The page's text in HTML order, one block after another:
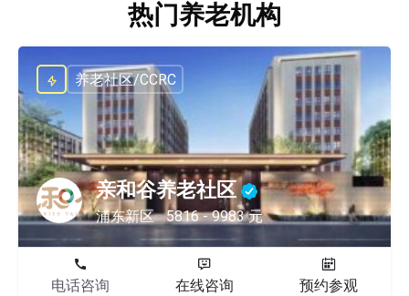
热门养老机构
亲和谷养老社区
浦东新区 5816 - 9983 元
养老社区/CCRC
电话咨询 在线咨询 预约参观